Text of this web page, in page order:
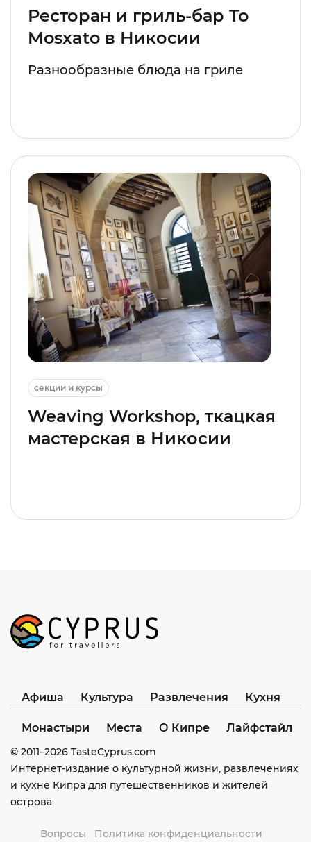
Ресторан и гриль-бар To
Mosxato в Никосии
Разнообразные блюда на гриле
секции и курсы
Weaving Workshop, ткацкая
мастерская в Никосии
Афиша Культура Развлечения Кухня
Монастыри Места О Кипре Лайфстайл
© 2011–2026 TasteCyprus.com
Интернет-издание о культурной жизни, развлечениях
и кухне Кипра для путешественников и жителей
острова
Вопросы Политика конфиденциальности